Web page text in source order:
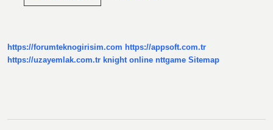
https://forumteknogirisim.com https://appsoft.com.tr
https://uzayemlak.com.tr knight online nttgame Sitemap